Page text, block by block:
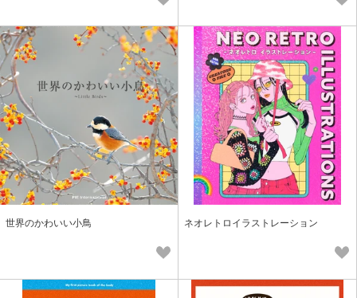
世界のかわいい小鳥 ネオレトロイラストレーション